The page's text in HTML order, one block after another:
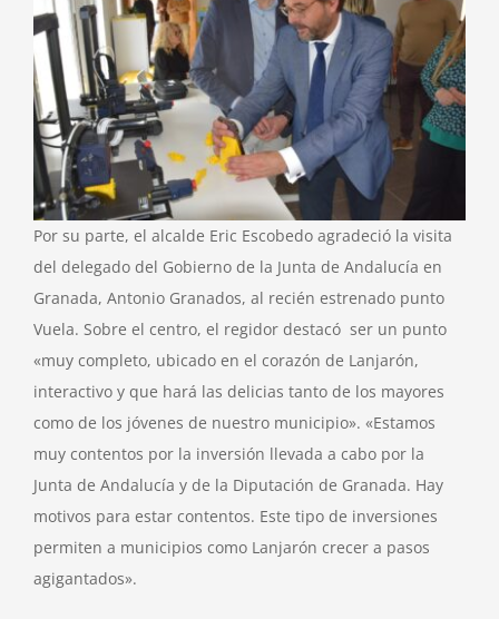
Por su parte, el alcalde Eric Escobedo agradeció la visita
del delegado del Gobierno de la Junta de Andalucía en
Granada, Antonio Granados, al recién estrenado punto
Vuela. Sobre el centro, el regidor destacó ser un punto
«muy completo, ubicado en el corazón de Lanjarón,
interactivo y que hará las delicias tanto de los mayores
como de los jóvenes de nuestro municipio». «Estamos
muy contentos por la inversión llevada a cabo por la
Junta de Andalucía y de la Diputación de Granada. Hay
motivos para estar contentos. Este tipo de inversiones
permiten a municipios como Lanjarón crecer a pasos
agigantados».